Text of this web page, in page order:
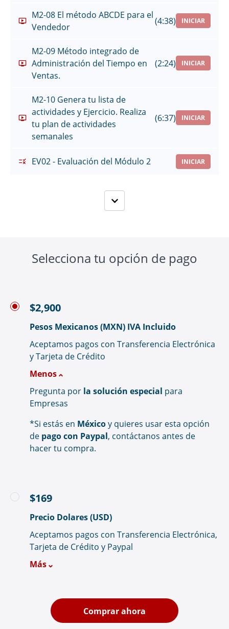
M2-08 El método ABCDE para el
Vendedor
(4:38) INICIAR
M2-09 Método integrado de
Administración del Tiempo en
Ventas.
(2:24) INICIAR
M2-10 Genera tu lista de
actividades y Ejercicio. Realiza
tu plan de actividades
semanales
(6:37) INICIAR
EV02 - Evaluación del Módulo 2 INICIAR
Selecciona tu opción de pago
$2,900
Pesos Mexicanos (MXN) IVA Incluido
Aceptamos pagos con Transferencia Electrónica
y Tarjeta de Crédito
Menos
Pregunta por la solución especial para
Empresas
*Si estás en Méxicoy quieres usar esta opción
de pago con Paypal, contáctanos antes de
hacer tu compra.
$169
Precio Dolares (USD)
Aceptamos pagos con Transferencia Electrónica,
Tarjeta de Crédito y Paypal
Más
Comprar ahora